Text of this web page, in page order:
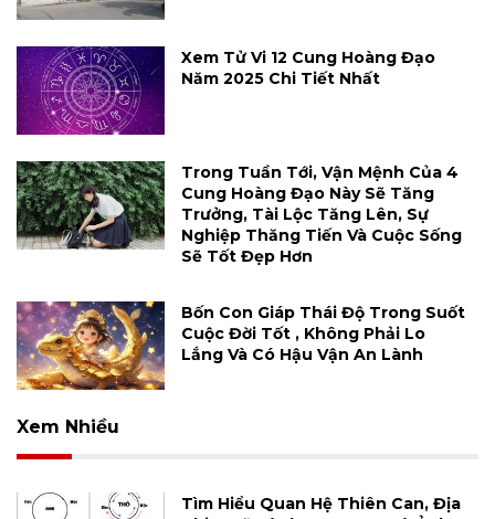
Xem Tử Vi 12 Cung Hoàng Đạo
Năm 2025 Chi Tiết Nhất
Trong Tuần Tới, Vận Mệnh Của 4
Cung Hoàng Đạo Này Sẽ Tăng
Trưởng, Tài Lộc Tăng Lên, Sự
Nghiệp Thăng Tiến Và Cuộc Sống
Sẽ Tốt Đẹp Hơn
Bốn Con Giáp Thái Độ Trong Suốt
Cuộc Đời Tốt , Không Phải Lo
Lắng Và Có Hậu Vận An Lành
Xem Nhiều
Tìm Hiểu Quan Hệ Thiên Can, Địa